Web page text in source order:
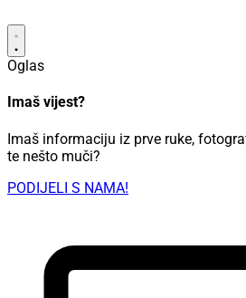
Oglas
Imaš vijest?
Imaš informaciju iz prve ruke,
te nešto muči?
PODIJELI S NAMA!